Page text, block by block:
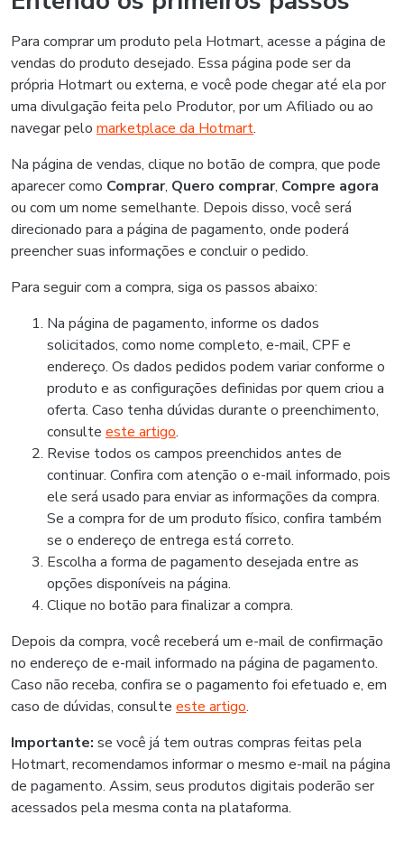
Para comprar um produto pela Hotmart, acesse a página de
vendas do produto desejado. Essa página pode ser da
própria Hotmart ou externa, e você pode chegar até ela por
uma divulgação feita pelo Produtor, por um Afiliado ou ao
navegar pelo marketplace da Hotmart.
Na página de vendas, clique no botão de compra, que pode
aparecer como Comprar, Quero comprar, Compre agora
ou com um nome semelhante. Depois disso, você será
direcionado para a página de pagamento, onde poderá
preencher suas informações e concluir o pedido.
Para seguir com a compra, siga os passos abaixo:
Na página de pagamento, informe os dados
solicitados, como nome completo, e-mail, CPF e
endereço. Os dados pedidos podem variar conforme o
produto e as configurações definidas por quem criou a
oferta. Caso tenha dúvidas durante o preenchimento,
consulte este artigo.
Revise todos os campos preenchidos antes de
continuar. Confira com atenção o e-mail informado, pois
ele será usado para enviar as informações da compra.
Se a compra for de um produto físico, confira também
se o endereço de entrega está correto.
Escolha a forma de pagamento desejada entre as
opções disponíveis na página.
Clique no botão para finalizar a compra.
Depois da compra, você receberá um e-mail de confirmação
no endereço de e-mail informado na página de pagamento.
Caso não receba, confira se o pagamento foi efetuado e, em
caso de dúvidas, consulte este artigo.
Importante: se você já tem outras compras feitas pela
Hotmart, recomendamos informar o mesmo e-mail na página
de pagamento. Assim, seus produtos digitais poderão ser
acessados pela mesma conta na plataforma.